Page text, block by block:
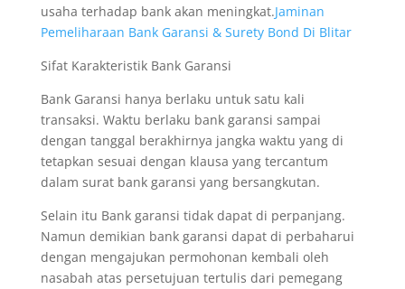
usaha terhadap bank akan meningkat.Jaminan
Pemeliharaan Bank Garansi & Surety Bond Di Blitar
Sifat Karakteristik Bank Garansi
Bank Garansi hanya berlaku untuk satu kali
transaksi. Waktu berlaku bank garansi sampai
dengan tanggal berakhirnya jangka waktu yang di
tetapkan sesuai dengan klausa yang tercantum
dalam surat bank garansi yang bersangkutan.
Selain itu Bank garansi tidak dapat di perpanjang.
Namun demikian bank garansi dapat di perbaharui
dengan mengajukan permohonan kembali oleh
nasabah atas persetujuan tertulis dari pemegang